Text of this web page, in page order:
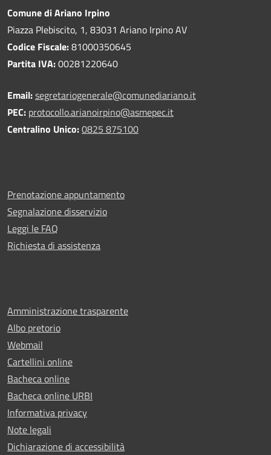
Comune di Ariano Irpino
Piazza Plebiscito, 1, 83031 Ariano Irpino AV
Codice Fiscale:81000350645
Partita IVA:00281220640
Email:segretariogenerale@comunediariano.it
PEC: protocollo.arianoirpino@asmepec.it
Centralino Unico:0825 875100
Prenotazione appuntamento
Segnalazione disservizio
Leggi le FAQ
Richiesta di assistenza
Amministrazione trasparente
Albo pretorio
Webmail
Cartellini online
Bacheca online
Bacheca online URBI
Informativa privacy
Note legali
Dichiarazione di accessibilità